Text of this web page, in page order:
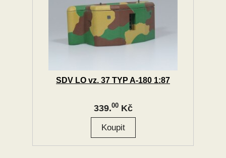
SDV LO vz. 37 TYP A-180 1:87
339.00Kč